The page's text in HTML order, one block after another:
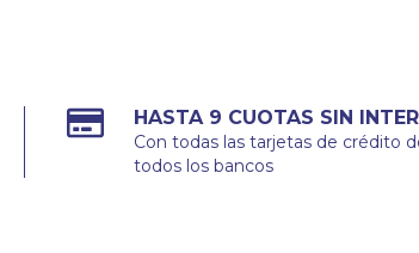
HASTA 9 CUOTAS SIN
Con todas las tarjetas de crédito
todos los bancos